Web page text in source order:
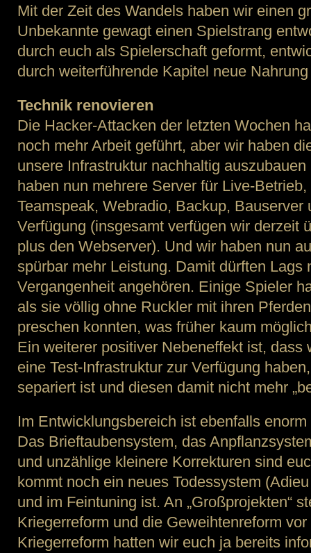
Mit der Zeit des Wandels haben wir einen
Unbekannte gewagt einen Spielstrang
durch euch als Spielerschaft geformt,
durch weiterführende Kapitel neue
Technik renovieren
Die Hacker-Attacken der letzten Wochen
noch mehr Arbeit geführt, aber wir haben
unsere Infrastruktur nachhaltig
haben nun mehrere Server für Live-
Teamspeak, Webradio, Backup, Bauserver
Verfügung (insgesamt verfügen wir derzeit
plus den Webserver). Und wir haben nun
spürbar mehr Leistung. Damit dürften Lags
Vergangenheit angehören. Einige Spieler
als sie völlig ohne Ruckler mit ihren
preschen konnten, was früher kaum
Ein weiterer positiver Nebeneffekt ist, dass
eine Test-Infrastruktur zur Verfügung
separiert ist und diesen damit nicht mehr
Im Entwicklungsbereich ist ebenfalls
Das Brieftaubensystem, das
und unzählige kleinere Korrekturen sind
kommt noch ein neues Todessystem
und im Feintuning ist. An „Großprojekten“
Kriegerreform und die Geweihtenreform
Kriegerreform hatten wir euch ja bereits